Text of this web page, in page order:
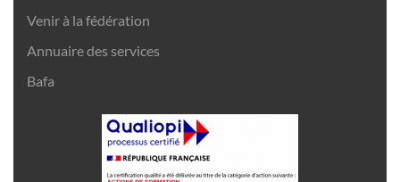
Venir à la fédération
Annuaire des services
Bafa